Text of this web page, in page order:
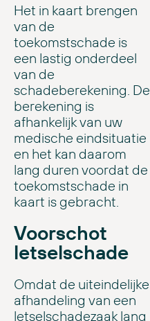
Het in kaart brengen
van de
toekomstschade is
een lastig onderdeel
van de
schadeberekening. De
berekening is
afhankelijk van uw
medische eindsituatie
en het kan daarom
lang duren voordat de
toekomstschade in
kaart is gebracht.
Voorschot
letselschade
Omdat de uiteindelijke
afhandeling van een
letselschadezaak lang